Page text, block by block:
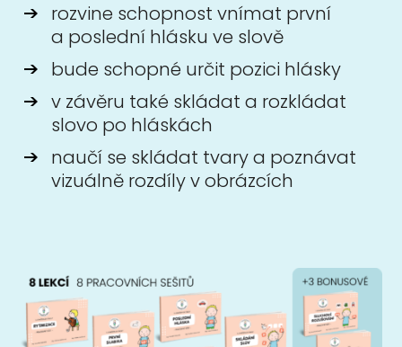
rozvine schopnost vnímat první
a poslední hlásku ve slově
bude schopné určit pozici hlásky
v závěru také skládat a rozkládat
slovo po hláskách
naučí se skládat tvary a poznávat
vizuálně rozdíly v obrázcích